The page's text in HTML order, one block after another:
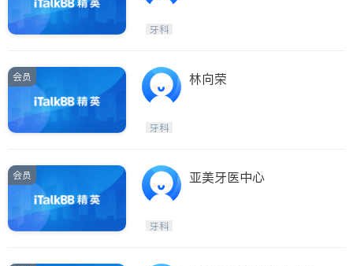
牙科
会员 林向荣
牙科
会员 亚美牙医中心
牙科